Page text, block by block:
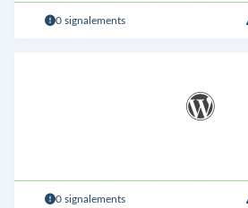
0 signalements
0 signalements